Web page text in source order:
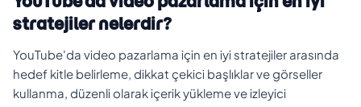
stratejiler nelerdir?
YouTube'da video pazarlama için en iyi stratejiler arasında
hedef kitle belirleme, dikkat çekici başlıklar ve görseller
kullanma, düzenli olarak içerik yükleme ve izleyici